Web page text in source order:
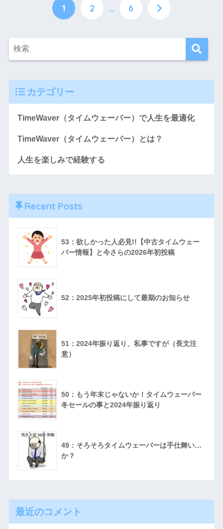
1 2 … 6
カテゴリー
TimeWaver（タイムウェーバー）で人生を最適化
TimeWaver（タイムウェーバー）とは？
人生を楽しみで経験する
Recent Posts
53：欲しかった人必見!!【中古タイムウェー
バー情報】と今さらの2026年初投稿
52：2025年初投稿にして最期のお知らせ
51：2024年振り返り、私事ですが（長文注
意）
50：もう年末じゃないか！タイムウェーバー
冬セールの事と2024年振り返り
49：そろそろタイムウェーバーは手仕舞い…
か？
最近のコメント